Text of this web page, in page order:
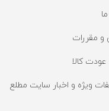
و مقررات
کالا
ویژه و اخبار سایت مطلع